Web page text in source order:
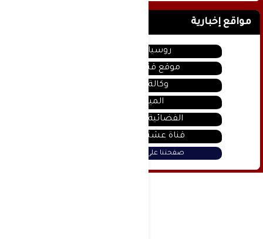
مواقع إخبارية
روسيا اليوم
موقع قناة المنار
وكالة سانا
الميادين
الفضائية السورية
قناة عشتار يوتيوب
صفحتنا على فيس بوك